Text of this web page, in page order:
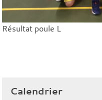
Résultat poule L
Calendrier